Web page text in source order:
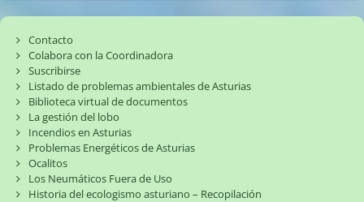
Contacto
Colabora con la Coordinadora
Suscribirse
Listado de problemas ambientales de Asturias
Biblioteca virtual de documentos
La gestión del lobo
Incendios en Asturias
Problemas Energéticos de Asturias
Ocalitos
Los Neumáticos Fuera de Uso
Historia del ecologismo asturiano – Recopilación